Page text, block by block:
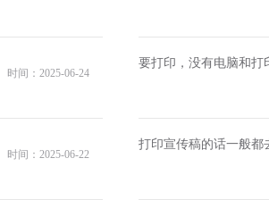
时间：2025-06-24
要打印，没有电脑和打
时间：2025-06-22
打印宣传稿的话一般都